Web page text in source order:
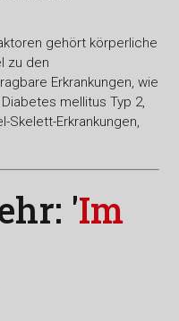
gehört körperliche
zu den
Erkrankungen, wie
mellitus Typ 2,
Skelett-Erkrankungen,
'Im